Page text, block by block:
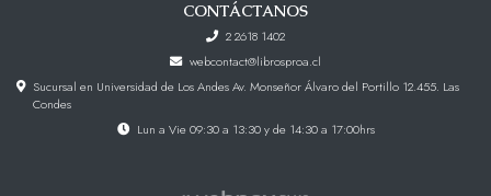
CONTÁCTANOS
2 2618 1402
webcontact@librosproa.cl
Sucursal en Universidad de Los Andes Av. Monseñor Álvaro del Portillo 12.455. Las
Condes
Lun a Vie 09:30 a 13:30 y de 14:30 a 17:00hrs